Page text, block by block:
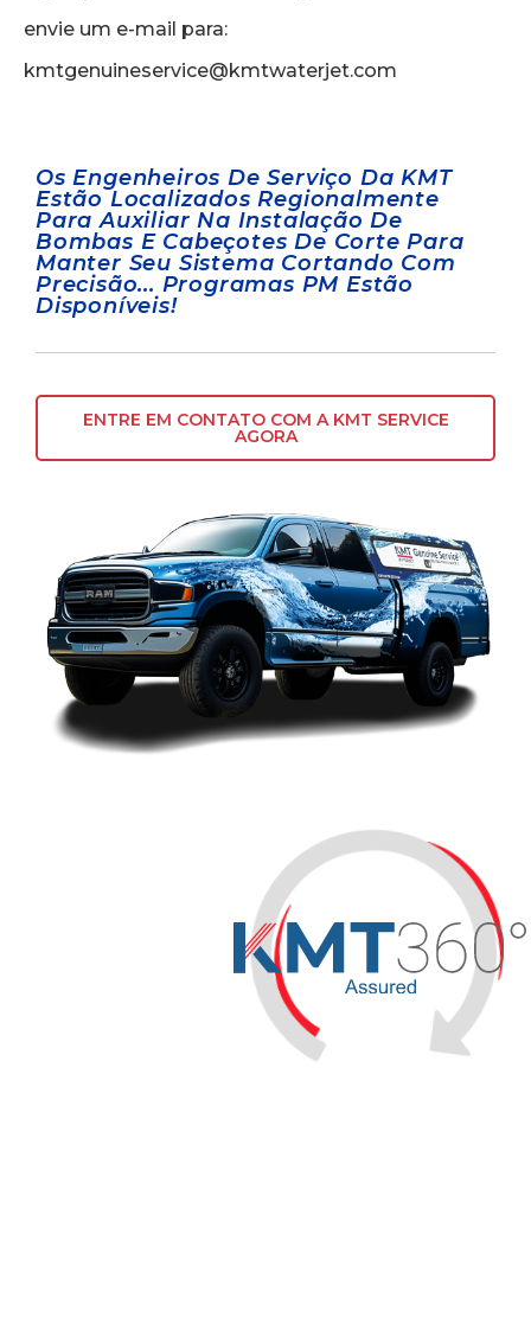
envie um e-mail para:
kmtgenuineservice@kmtwaterjet.com
Os Engenheiros De Serviço Da KMT
Estão Localizados Regionalmente
Para Auxiliar Na Instalação De
Bombas E Cabeçotes De Corte Para
Manter Seu Sistema Cortando Com
Precisão... Programas PM Estão
Disponíveis!
ENTRE EM CONTATO COM A KMT SERVICE
AGORA